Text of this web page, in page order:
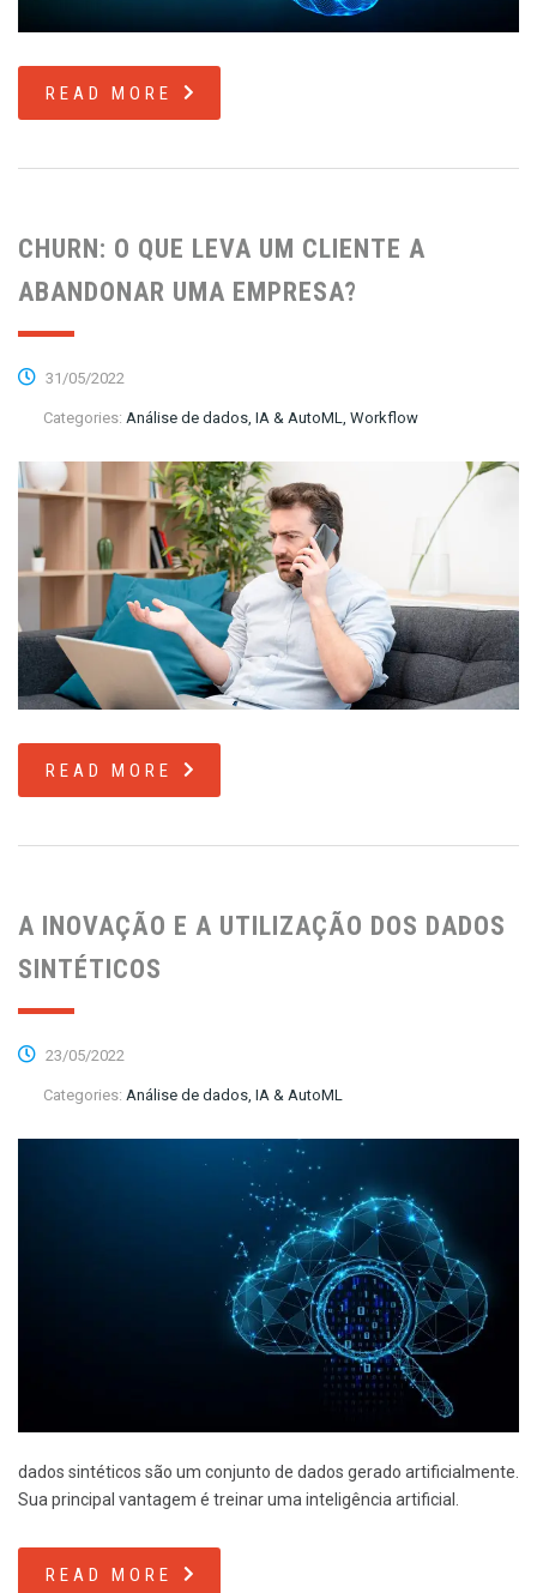
READ MORE
CHURN: O QUE LEVA UM CLIENTE A
ABANDONAR UMA EMPRESA?
31/05/2022
Categories: Análise de dados, IA & AutoML, Workflow
READ MORE
A INOVAÇÃO E A UTILIZAÇÃO DOS DADOS
SINTÉTICOS
23/05/2022
Categories: Análise de dados, IA & AutoML
dados sintéticos são um conjunto de dados gerado artificialmente.
Sua principal vantagem é treinar uma inteligência artificial.
READ MORE